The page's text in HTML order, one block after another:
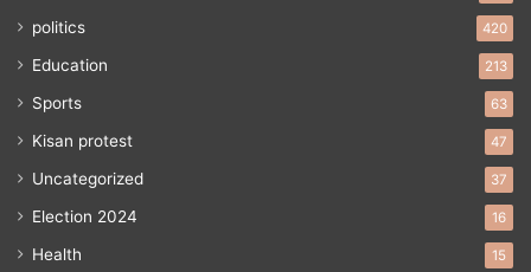
politics 420
Education 213
Sports 63
Kisan protest 47
Uncategorized 37
Election 2024 16
Health 15